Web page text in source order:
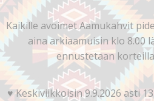
Kaikille avoimet Aamukahvit
aina arkiaamuisin klo 8.00
ennustetaan
♥️ Keskiviikkoisin 9.9.2026 asti